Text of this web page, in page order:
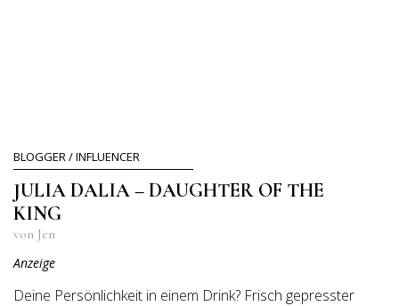
BLOGGER / INFLUENCER
JULIA DALIA – DAUGHTER OF THE
KING
von Jen
Anzeige
Deine Persönlichkeit in einem Drink? Frisch gepresster